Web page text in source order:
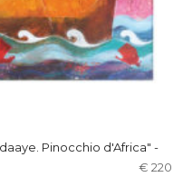
Pinocchio d'Africa" -
€ 220